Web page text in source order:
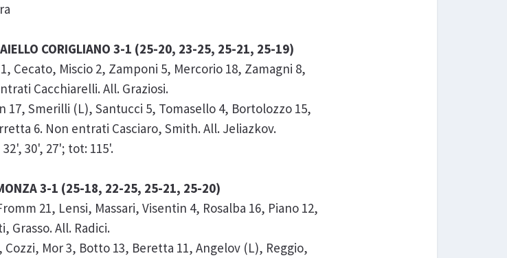
CORIGLIANO 3-1 (25-20, 23-25, 25-21, 25-19)
1, Cecato, Miscio 2, Zamponi 5, Mercorio 18, Zamagni 8,
Cacchiarelli. All. Graziosi.
17, Smerilli (L), Santucci 5, Tomasello 4, Bortolozzo 15,
6. Non entrati Casciaro, Smith. All. Jeliazkov.
30', 27'; tot: 115'.
MONZA 3-1 (25-18, 22-25, 25-21, 25-20)
21, Lensi, Massari, Visentin 4, Rosalba 16, Piano 12,
Grasso. All. Radici.
Cozzi, Mor 3, Botto 13, Beretta 11, Angelov (L), Reggio,